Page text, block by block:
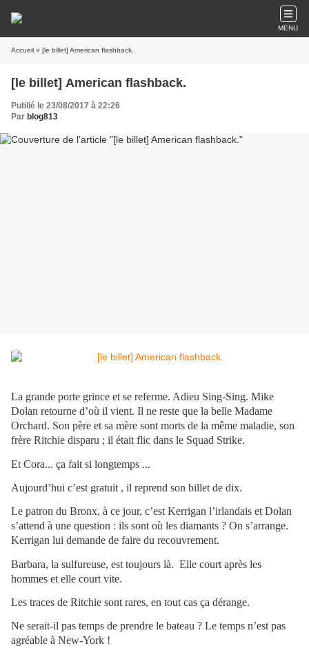
MENU
Accueil » [le billet] American flashback.
[le billet] American flashback.
Publié le 23/08/2017 à 22:26
Par blog813
La grande porte grince et se referme. Adieu Sing-Sing. Mike
Dolan retourne d’où il vient. Il ne reste que la belle Madame
Orchard. Son père et sa mère sont morts de la même maladie, son
frère Ritchie disparu ; il était flic dans le Squad Strike.
Et Cora... ça fait si longtemps ...
Aujourd’hui c’est gratuit , il reprend son billet de dix.
Le patron du Bronx, à ce jour, c’est Kerrigan l’irlandais et Dolan
s’attend à une question : ils sont où les diamants ? On s’arrange.
Kerrigan lui demande de faire du recouvrement.
Barbara, la sulfureuse, est toujours là. Elle court après les
hommes et elle court vite.
Les traces de Ritchie sont rares, en tout cas ça dérange.
Ne serait-il pas temps de prendre le bateau ? Le temps n’est pas
agréable à New-York !